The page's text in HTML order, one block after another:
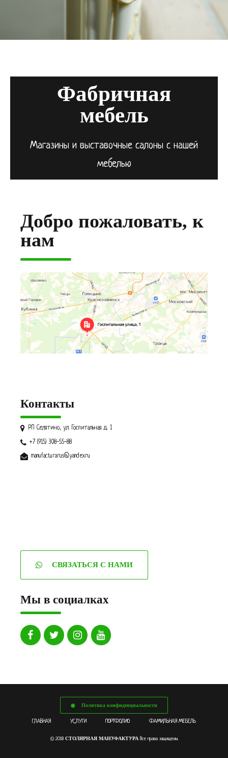
Фабричная
мебель
Магазины и выставочные салоны с нашей
мебелью
Добро пожаловать, к
нам
Контакты
РП Селятино, ул. Госпитальная д. 1
+7 (915) 308-55-88
manufacturarus@yandex.ru
СВЯЗАТЬСЯ С НАМИ
Мы в социалках
Политика конфиденциальности
ГЛАВНАЯ УСЛУГИ ПОРТФОЛИО ФАМИЛЬНАЯ МЕБЕЛЬ
© 2018 СТОЛЯРНАЯ МАНУФАКТУРАВсе права защищены.